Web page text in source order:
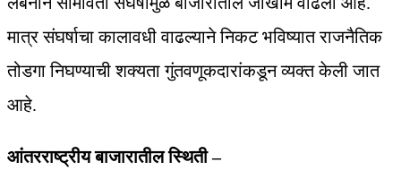
मात्र संघर्षाचा कालावधी वाढल्याने निकट भविष्यात राजनैतिक
तोडगा निघण्याची शक्यता गुंतवणूकदारांकडून व्यक्त केली जात
आहे.
आंतरराष्ट्रीय बाजारातील स्थिती –